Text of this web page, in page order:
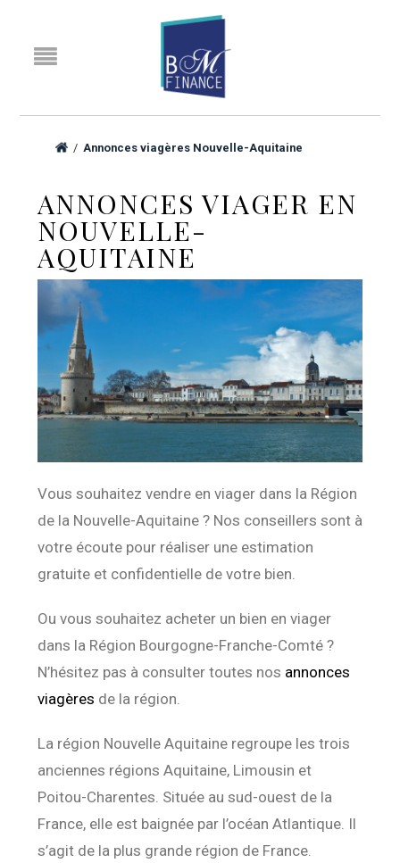
/ Annonces viagères Nouvelle-Aquitaine
ANNONCES VIAGER EN
NOUVELLE-
AQUITAINE
Vous souhaitez vendre en viager dans la Région
de la Nouvelle-Aquitaine ? Nos conseillers sont à
votre écoute pour réaliser une estimation
gratuite et confidentielle de votre bien.
Ou vous souhaitez acheter un bien en viager
dans la Région Bourgogne-Franche-Comté ?
N’hésitez pas à consulter toutes nos annonces
viagères de la région.
La région Nouvelle Aquitaine regroupe les trois
anciennes régions Aquitaine, Limousin et
Poitou-Charentes. Située au sud-ouest de la
France, elle est baignée par l’océan Atlantique. Il
s’agit de la plus grande région de France.